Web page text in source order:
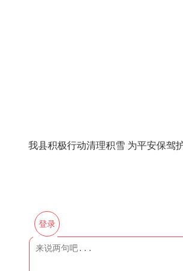
我县积极行动清理积雪 为平安保驾
登录